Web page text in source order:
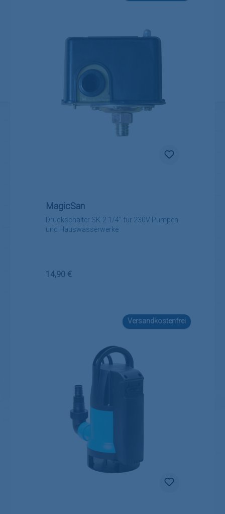
Druckschalter SK-2 1/4" für 230V Pumpen
und Hauswasserwerke
MagicSan
Regulärer Preis:
14,90 €
Versandkostenfrei